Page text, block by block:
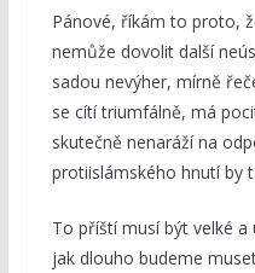
Pánové, říkám to proto,
nemůže dovolit další
sadou nevýher, mírně
se cítí triumfálně, má
skutečně nenaráží na
protiislámského hnutí by
To příští musí být velké a
jak dlouho budeme